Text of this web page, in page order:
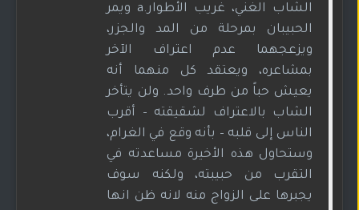
الشاب الغني، غريب الأطوار.a ويمر
الحبيبان بمرحلة من المد والجزر،
ويزعجهما عدم اعتراف الآخر
بمشاعره، ويعتقد كل منهما أنه
يعيش حباً من طرف واحد. ولن يتأخر
الشاب بالاعتراف لشقيقته – أقرب
الناس إلى قلبه – بأنه وقع في الغرام،
وستحاول هذه الأخيرة مساعدته في
التقرب من حبيبته، ولكنه سوف
يجبرها على الزواج منه لانه ظن انها